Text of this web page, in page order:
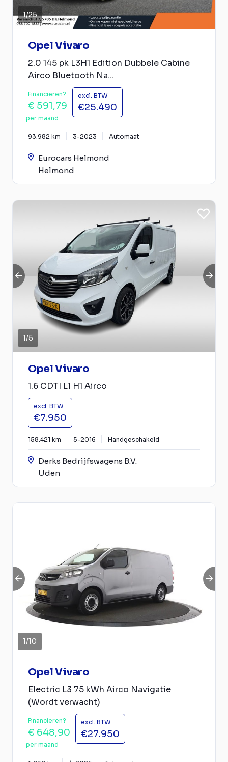
1/25
Opel Vivaro
2.0 145 pk L3H1 Edition Dubbele Cabine
Airco Bluetooth Na...
Financieren?
€ 591,79
per maand
excl. BTW
€25.490
93.982 km 3-2023 Automaat
Eurocars Helmond
Helmond
1/5
Opel Vivaro
1.6 CDTI L1 H1 Airco
excl. BTW
€7.950
158.421 km 5-2016 Handgeschakeld
Derks Bedrijfswagens B.V.
Uden
1/10
Opel Vivaro
Electric L3 75 kWh Airco Navigatie
(Wordt verwacht)
Financieren?
€ 648,90
per maand
excl. BTW
€27.950